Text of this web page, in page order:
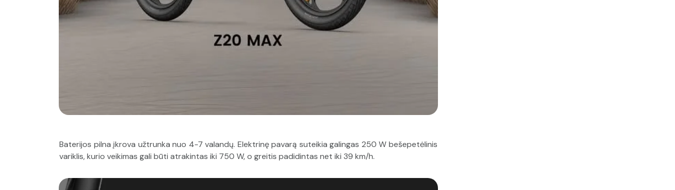
Baterijos pilna įkrova užtrunka nuo 4-7 valandų. Elektrinę pavarą suteikia galingas 250 W bešepetėlinis
variklis, kurio veikimas gali būti atrakintas iki 750 W, o greitis padidintas net iki 39 km/h.